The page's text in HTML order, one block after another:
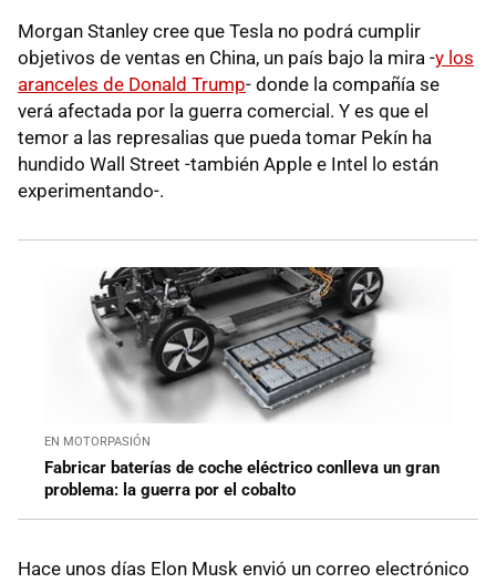
Morgan Stanley cree que Tesla no podrá cumplir
objetivos de ventas en China, un país bajo la mira -y los
aranceles de Donald Trump- donde la compañía se
verá afectada por la guerra comercial. Y es que el
temor a las represalias que pueda tomar Pekín ha
hundido Wall Street -también Apple e Intel lo están
experimentando-.
EN MOTORPASIÓN
Fabricar baterías de coche eléctrico conlleva un gran
problema: la guerra por el cobalto
Hace unos días Elon Musk envió un correo electrónico